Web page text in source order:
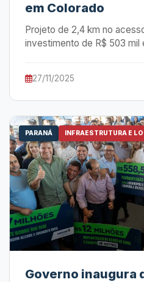
em Colorado
Projeto de 2,4 km no
investimento de R$ 503 mil
27/11/2025
PARANÁ INFRAESTRUTURA E
Governo inaugura